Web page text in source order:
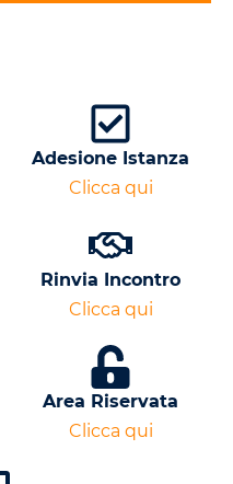
Adesione Istanza
Clicca qui
Rinvia Incontro
Clicca qui
Area Riservata
Clicca qui